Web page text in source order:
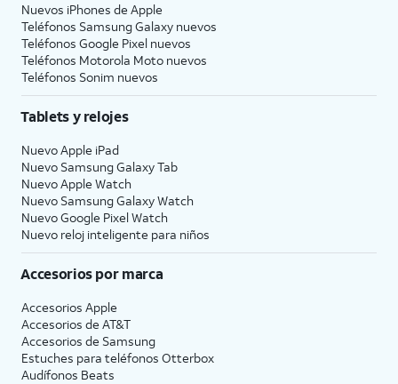
Nuevos iPhones de Apple
Teléfonos Samsung Galaxy nuevos
Teléfonos Google Pixel nuevos
Teléfonos Motorola Moto nuevos
Teléfonos Sonim nuevos
Tablets y relojes
Nuevo Apple iPad
Nuevo Samsung Galaxy Tab
Nuevo Apple Watch
Nuevo Samsung Galaxy Watch
Nuevo Google Pixel Watch
Nuevo reloj inteligente para niños
Accesorios por marca
Accesorios Apple
Accesorios de AT&T
Accesorios de Samsung
Estuches para teléfonos Otterbox
Audífonos Beats